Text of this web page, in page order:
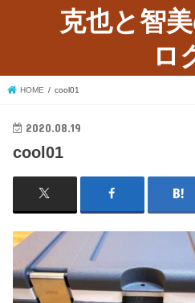
克也と智
ロ
HOME cool01
2020.08.19
cool01